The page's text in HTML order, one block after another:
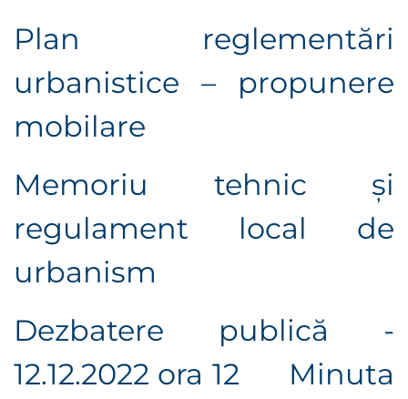
Plan reglementări
urbanistice – propunere
mobilare
Memoriu tehnic și
regulament local de
urbanism
Dezbatere publică -
12.12.2022 ora 12
Minuta